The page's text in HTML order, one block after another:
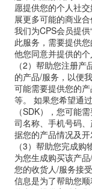
愿提供您的个人社
展更多可能的商业合
我们为CPS会员提
此服务，需要提供您
他您同意并提供的个
（2）帮助您注册产
的产品/服务，以便
可能需要提供您的产
等。 如果您希望通
（SDK），您可能
司名称、手机号码
据您的产品情况及开
（3）帮助您完成购
为您生成购买该产
您的收货人/服务接受
信息是为了帮助您